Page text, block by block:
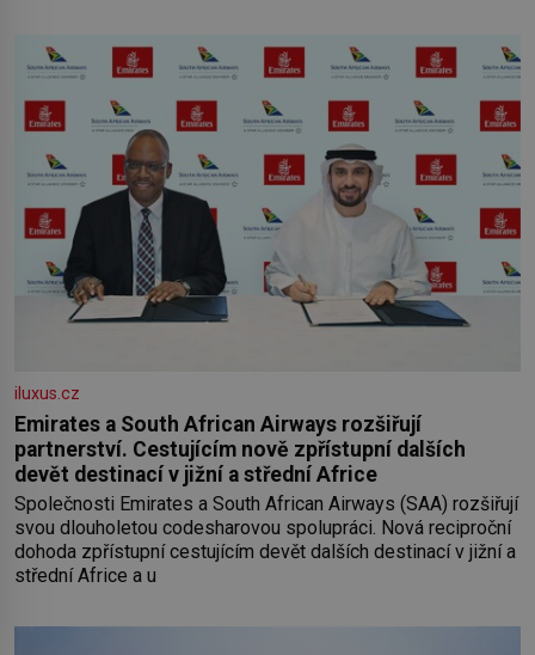
iluxus.cz
Emirates a South African Airways rozšiřují
partnerství. Cestujícím nově zpřístupní dalších
devět destinací v jižní a střední Africe
Společnosti Emirates a South African Airways (SAA) rozšiřují
svou dlouholetou codesharovou spolupráci. Nová reciproční
dohoda zpřístupní cestujícím devět dalších destinací v jižní a
střední Africe a u